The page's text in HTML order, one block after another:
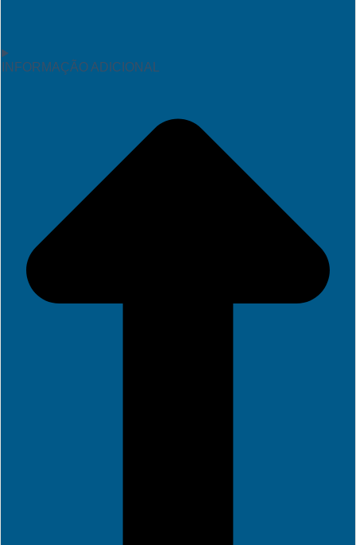
INFORMAÇÃO ADICIONAL